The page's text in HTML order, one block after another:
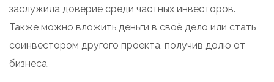
заслужила доверие среди частных инвесторов.
Также можно вложить деньги в своё дело или стать
соинвестором другого проекта, получив долю от
бизнеса.